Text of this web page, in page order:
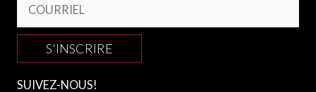
S'INSCRIRE
SUIVEZ-NOUS!